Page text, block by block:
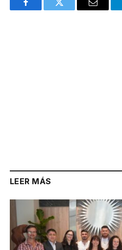
FacebookTwitter Email
LEER MÁS